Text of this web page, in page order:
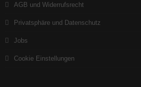
AGB und Widerrufsrecht
Privatsphäre und Datenschutz
Jobs
Cookie Einstellungen